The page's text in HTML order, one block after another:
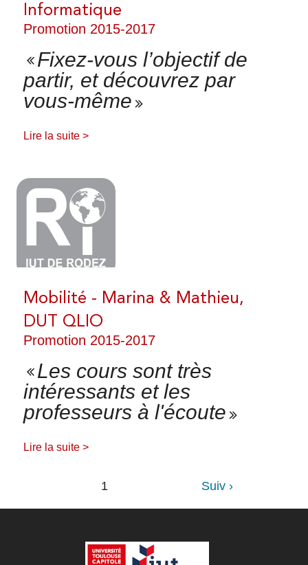
Informatique
Promotion 2015-2017
Fixez-vous l’objectif de
partir, et découvrez par
vous-même
Lire la suite >
Mobilité - Marina & Mathieu,
DUT QLIO
Promotion 2015-2017
Les cours sont très
intéressants et les
professeurs à l'écoute
Lire la suite >
1
Page
suivante
Suiv ›